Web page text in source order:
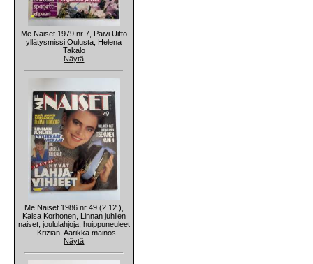
Me Naiset 1979 nr 7, Päivi Uitto
yllätysmissi Oulusta, Helena
Takalo
Näytä
Me Naiset 1986 nr 49 (2.12.),
Kaisa Korhonen, Linnan juhlien
naiset, joululahjoja, huippuneuleet
- Krizian, Aarikka mainos
Näytä